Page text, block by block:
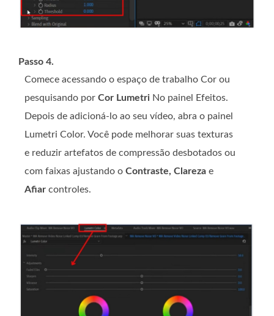
Passo 4.
Comece acessando o espaço de trabalho Cor ou
pesquisando por Cor Lumetri No painel Efeitos.
Depois de adicioná-lo ao seu vídeo, abra o painel
Lumetri Color. Você pode melhorar suas texturas
e reduzir artefatos de compressão desbotados ou
com faixas ajustando o Contraste, Clareza e
Afiar controles.